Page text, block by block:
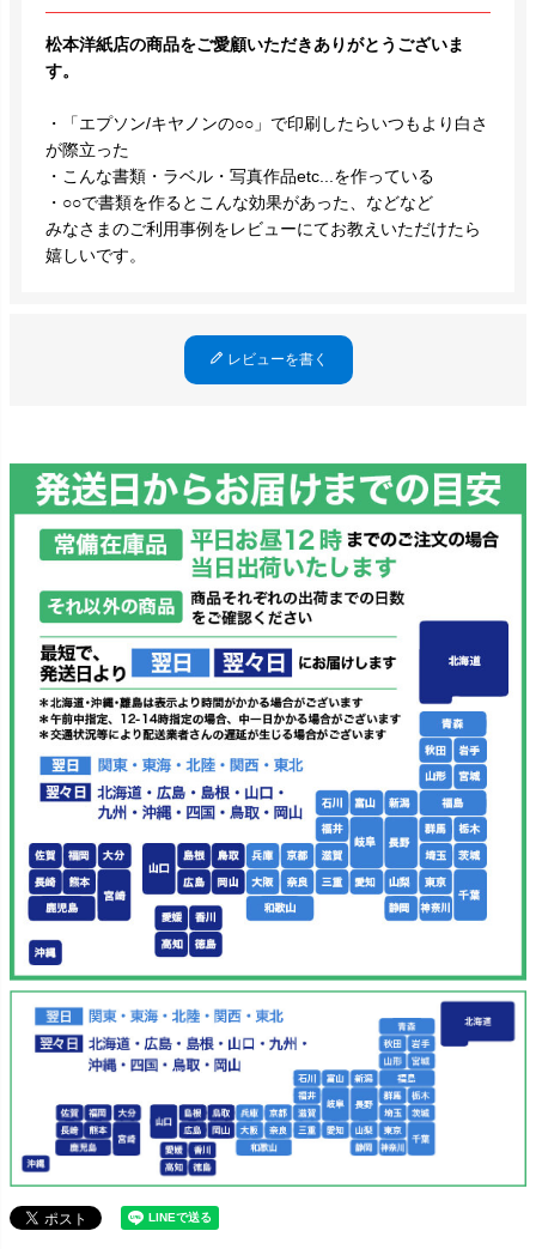
松本洋紙店の商品をご愛顧いただきありがとうございま
す。
・「エプソン/キヤノンの○○」で印刷したらいつもより白さ
が際立った
・こんな書類・ラベル・写真作品etc...を作っている
・○○で書類を作るとこんな効果があった、などなど
みなさまのご利用事例をレビューにてお教えいただけたら
嬉しいです。
レビューを書く